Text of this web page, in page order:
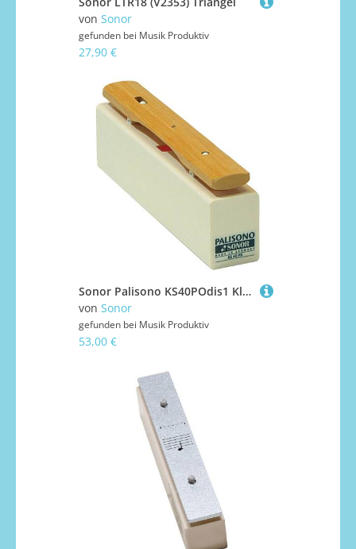
von Sonor
gefunden bei Musik Produktiv
27,90 €
Sonor Palisono KS40POdis1 Klingende Stäbe
von Sonor
gefunden bei Musik Produktiv
53,00 €